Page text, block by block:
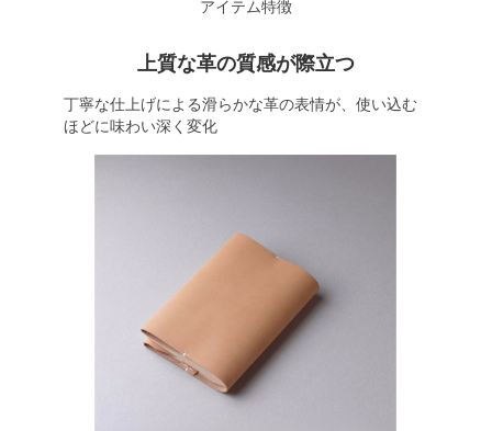
アイテム特徴
上質な革の質感が際立つ
丁寧な仕上げによる滑らかな革の表情が、使い込む
ほどに味わい深く変化